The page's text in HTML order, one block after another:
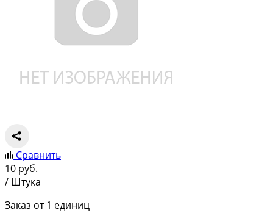
Сравнить
10 руб.
/ Штука
Заказ от 1 единиц